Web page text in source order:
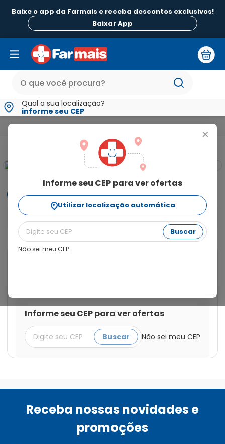
Baixe o app da Farmais e receba descontos exclusivos!
Baixar App
Qual a sua localização?
informe seu CEP
+
Informe seu CEP para ver ofertas
Utilizar localização automática
Buscar
Não sei meu CEP
Monitores Aparelhos para Saúde e
Informações
Teste de Gravidez Semanas Confirme com 1 Unidade
Confirme Cod.:
Informe seu CEP para ver ofertas
Buscar Não sei meu CEP
Receba nossas novidades e
promoções